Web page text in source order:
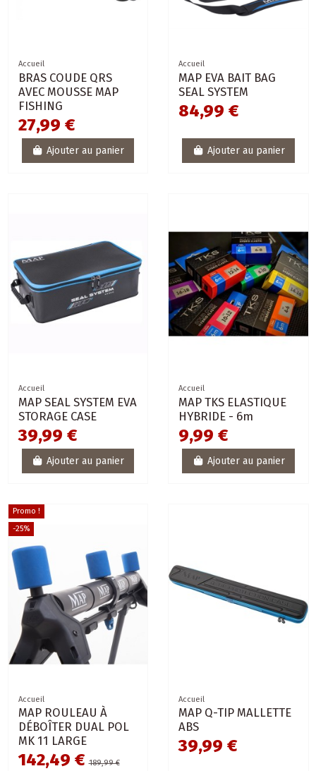
Accueil
BRAS COUDE QRS
AVEC MOUSSE MAP
FISHING
27,99 €
Ajouter au panier
Accueil
MAP EVA BAIT BAG
SEAL SYSTEM
84,99 €
Ajouter au panier
Accueil
MAP SEAL SYSTEM EVA
STORAGE CASE
39,99 €
Ajouter au panier
Accueil
MAP TKS ELASTIQUE
HYBRIDE - 6m
9,99 €
Ajouter au panier
Promo !
-25%
Accueil
MAP ROULEAU À
DÉBOÎTER DUAL POL
MK 11 LARGE
142,49 €189,99 €
Accueil
MAP Q-TIP MALLETTE
ABS
39,99 €